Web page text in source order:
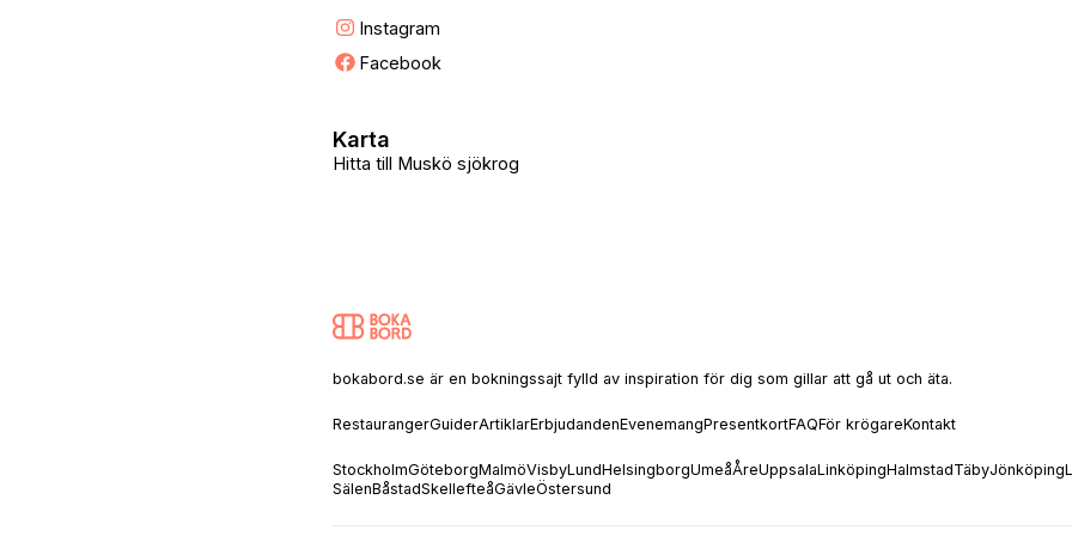
Instagram
Facebook
Hitta till Muskö sjökrog
Karta
bokabord.se är en bokningssajt fylld av inspiration för dig som gillar att gå ut och äta.
RestaurangerGuiderArtiklarErbjudandenEvenemangPresentkortFAQFör krögareKontakt
StockholmGöteborgMalmöVisbyLundHelsingborgUmeåÅreUppsalaLinköpingHalmstadTäbyJönköping
SälenBåstadSkellefteåGävleÖstersund